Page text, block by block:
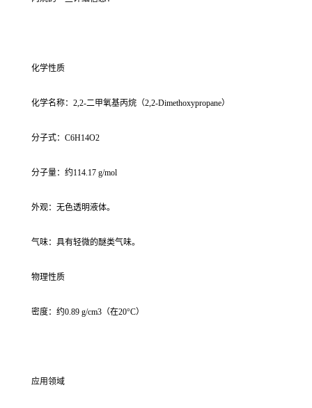
化学性质
化学名称：2,2-二甲氧基丙烷（2,2-Dimethoxypropane）
分子式：C6H14O2
分子量：约114.17 g/mol
外观：无色透明液体。
气味：具有轻微的醚类气味。
物理性质
密度：约0.89 g/cm3（在20°C）
应用领域